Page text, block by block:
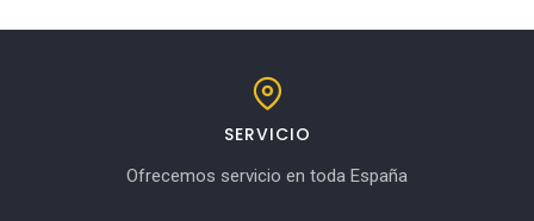
SERVICIO
Ofrecemos servicio en toda España